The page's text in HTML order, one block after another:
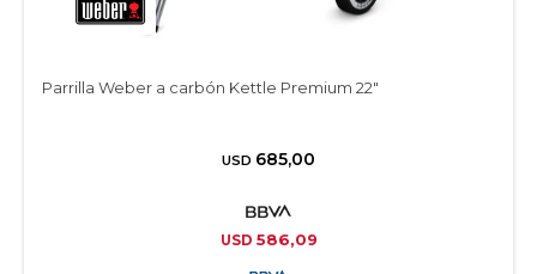
Parrilla Weber a carbón Kettle Premium 22″
USD 685,00
USD 586,09